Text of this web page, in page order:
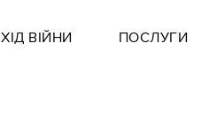
ХІД ВІЙНИ ПОСЛУГИ